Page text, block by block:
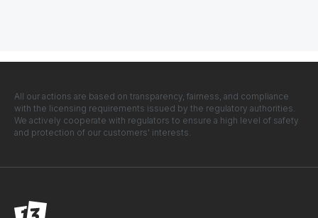
All our actions are based on transparency, fairness, and compliance
with the licensing requirements issued by the regulatory authorities.
We actively cooperate with regulators to ensure a high level of safety
and protection of our customers' interests.